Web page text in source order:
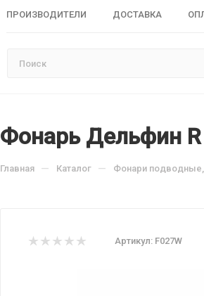
ПРОИЗВОДИТЕЛИ ДОСТАВКА
Фонарь Дельфин
Главная — Каталог — Фонари подводные,
Артикул: F027W